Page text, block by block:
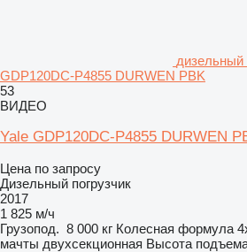
дизельный
GDP120DC-P4855 DURWEN PBK
53
ВИДЕО
Yale GDP120DC-P4855 DURWEN
Цена по запросу
Дизельный погрузчик
2017
1 825 м/ч
Грузопод. 8 000 кг Колесная формула
мачты двухсекционная Высота